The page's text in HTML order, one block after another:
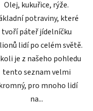
Olej, kukuřice, rýže.
potraviny, které
tvoří páteř jídelníčku
lidí po celém světě.
je z našeho pohledu
tento seznam velmi
pro mnoho lidí
na...